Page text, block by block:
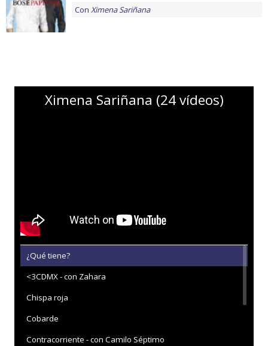
Con Ximena Sariñana
Ximena Sariñana (24 vídeos)
¿Qué tiene?
<3CDMX - con Zahara
Chispa roja
Cobarde
Contracorriente - con Camilo Séptimo